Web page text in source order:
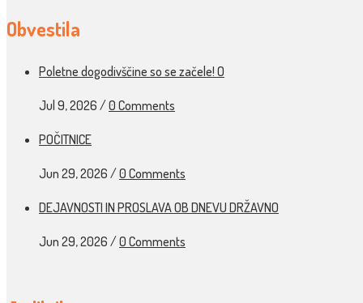
Obvestila
Poletne dogodivščine so se začele! O
Jul 9, 2026 /0 Comments
POČITNICE
Jun 29, 2026 /0 Comments
DEJAVNOSTI IN PROSLAVA OB DNEVU DRŽAVNO
Jun 29, 2026 /0 Comments